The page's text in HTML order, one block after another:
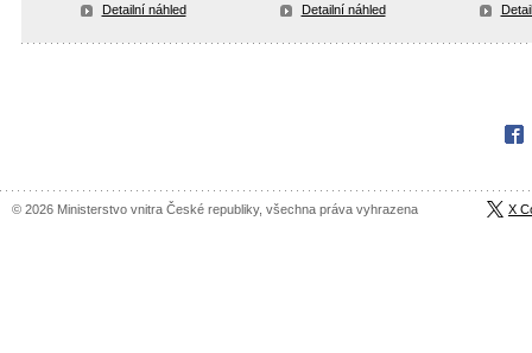
Detailní náhled Detailní náhled
© 2026 Ministerstvo vnitra České republiky, všechna práva vyhrazena X